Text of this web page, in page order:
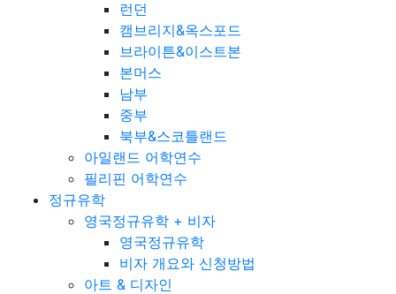
런던
캠브리지&옥스포드
브라이튼&이스트본
본머스
남부
중부
북부&스코틀랜드
아일랜드 어학연수
필리핀 어학연수
정규유학
영국정규유학 + 비자
영국정규유학
비자 개요와 신청방법
아트 & 디자인